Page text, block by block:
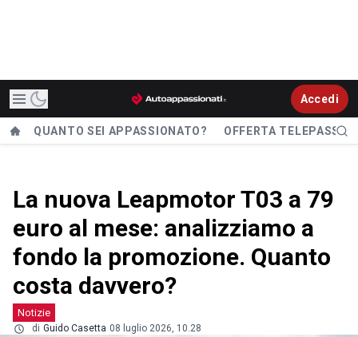
Accedi
QUANTO SEI APPASSIONATO? OFFERTA TELEPASS
La nuova Leapmotor T03 a 79
euro al mese: analizziamo a
fondo la promozione. Quanto
costa davvero?
Notizie
di Guido Casetta 08 luglio 2026, 10.28